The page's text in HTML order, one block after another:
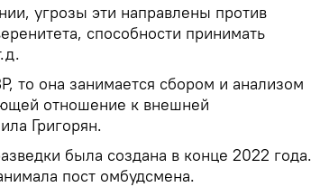
угрозы эти направлены против
способности принимать
то она занимается сбором и анализом
отношение к внешней
Григорян.
была создана в конце 2022 года.
пост омбудсмена.